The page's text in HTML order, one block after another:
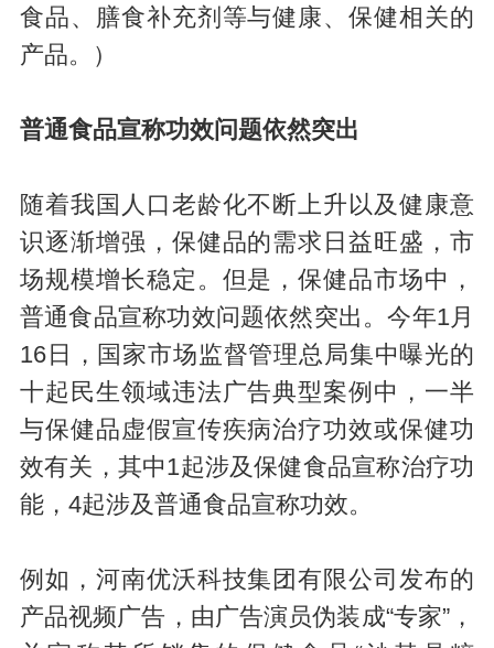
食品、膳食补充剂等与健康、保健相关的
产品。）
普通食品宣称功效问题依然突出
随着我国人口老龄化不断上升以及健康意
识逐渐增强，保健品的需求日益旺盛，市
场规模增长稳定。但是，保健品市场中，
普通食品宣称功效问题依然突出。今年1月
16日，国家市场监督管理总局集中曝光的
十起民生领域违法广告典型案例中，一半
与保健品虚假宣传疾病治疗功效或保健功
效有关，其中1起涉及保健食品宣称治疗功
能，4起涉及普通食品宣称功效。
例如，河南优沃科技集团有限公司发布的
产品视频广告，由广告演员伪装成“专家”，